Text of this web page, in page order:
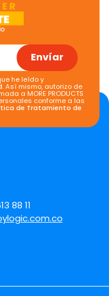
Envíar
he leído y
. Así mismo, autorizo de
a MORE PRODUCTS
conforme a las
de Tratamiento de
88 11